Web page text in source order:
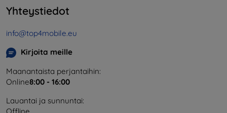
Yhteystiedot
info@top4mobile.eu
Kirjoita meille
Maanantaista perjantaihin:
Online8:00 - 16:00
Lauantai ja sunnuntai: